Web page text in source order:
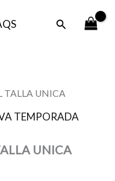
Buscar
TALLA UNICA
TEMPORADA
UNICA